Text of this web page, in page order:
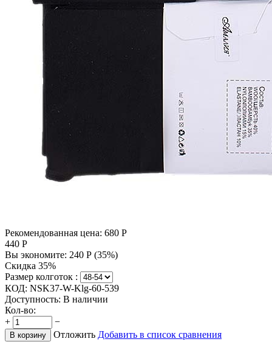
Рекомендованная цена: 680 Р
440 Р
Вы экономите: 240 Р (35%)
Скидка 35%
Размер колготок :
КОД: NSK37-W-Klg-60-539
Доступность: В наличии
Кол-во:
+
−
В корзину Отложить Добавить в список сравнения